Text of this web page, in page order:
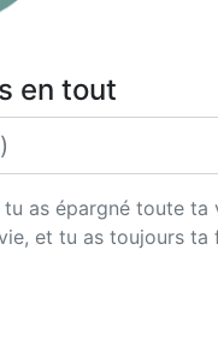
en tout
as épargné toute ta
et tu as toujours ta